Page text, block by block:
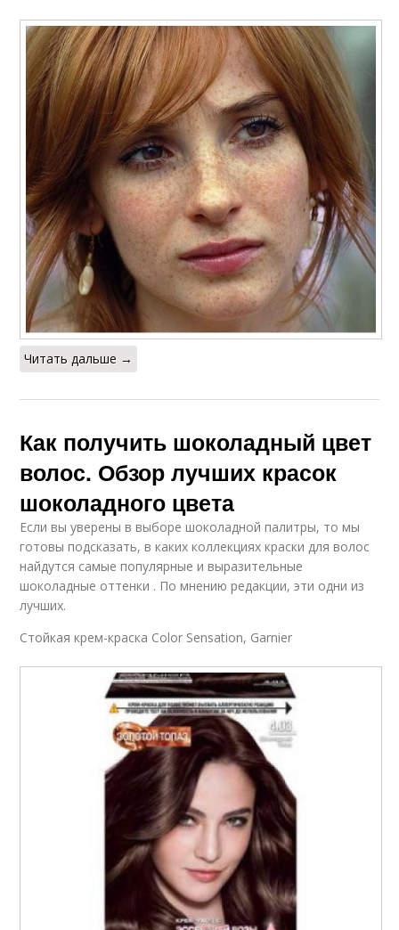
Читать дальше →
Как получить шоколадный цвет
волос. Обзор лучших красок
шоколадного цвета
Если вы уверены в выборе шоколадной палитры, то мы
готовы подсказать, в каких коллекциях краски для волос
найдутся самые популярные и выразительные
шоколадные оттенки . По мнению редакции, эти одни из
лучших.
Стойкая крем-краска Color Sensation, Garnier